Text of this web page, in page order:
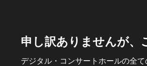
申し訳ありませんが、
デジタル・コンサートホールの全